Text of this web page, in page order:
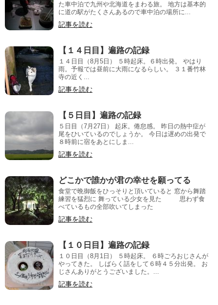
た車中泊で九州や北海道をまわる旅。 地方は基本的
に道の駅がたくさんあるので車中泊の場所に...
記事を読む
【１４日目】遍路の記録
１４日目（8月5日） ５時起床。６時出発。 やはり
雨。予報では昼前に大雨になるらしい。 ３１番竹林
寺の近く...
記事を読む
【５日目】遍路の記録
５日目（7月27日） 起床。倦怠感。 昨日の熱中症が
尾をひいているのでしょうか。 今日は遅めの出発で
８時前に宿をあとにしま...
記事を読む
どこかで誰かが君の幸せを願ってる
食堂で晩御飯をひっそりと頂いていると 窓から舞踏
練習を猛烈に 舞っている少女を見た 思わず食
べているもの全部吹いてしまった
記事を読む
【１０日目】遍路の記録
１０日目（8月1日） ５時起床。 ６時ごろおじさんが
やってきた。 しばらく話をして６時４５分出発。 お
じさんありがとうございました。...
記事を読む